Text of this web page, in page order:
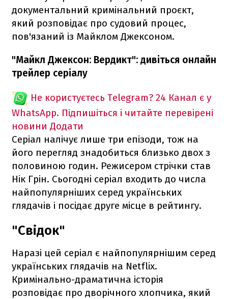
документальний кримінальний проєкт,
який розповідає про судовий процес,
пов'язаний із Майклом Джексоном.
"Майкл Джексон: Вердикт": дивіться онлайн
трейлер серіалу
Не користуєтесь Telegram? 24 Канал є у
WhatsApp. Підпишіться і читайте перевірені
новини Додати
Серіал налічує лише три епізоди, тож на
його перегляд знадобиться близько двох з
половиною годин. Режисером стрічки став
Нік Грін. Сьогодні серіал входить до числа
найпопулярніших серед українських
глядачів і посідає друге місце в рейтингу.
"Свідок"
Наразі цей серіал є найпопулярнішим серед
українських глядачів на Netflix.
Кримінально-драматична історія
розповідає про дворічного хлопчика, який